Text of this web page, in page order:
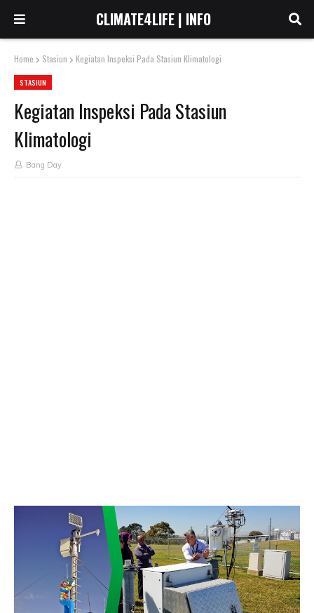
CLIMATE4LIFE | INFO
Home Stasiun Kegiatan Inspeksi Pada Stasiun Klimatologi
STASIUN
Kegiatan Inspeksi Pada Stasiun
Klimatologi
Bang Day